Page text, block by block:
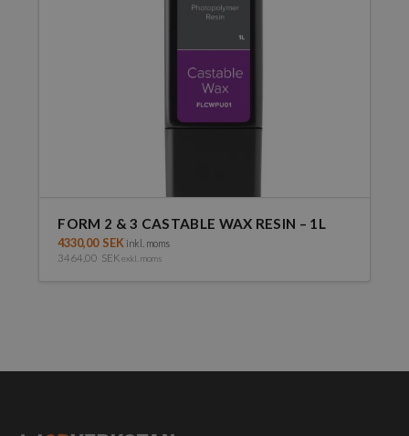
FORM 2 & 3 CASTABLE WAX RESIN – 1L
4330,00 SEK inkl. moms
3464,00 SEK exkl. moms